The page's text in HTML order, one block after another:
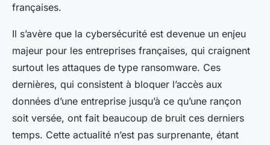
françaises.
Il s’avère que la cybersécurité est devenue un enjeu
majeur pour les entreprises françaises, qui craignent
surtout les attaques de type ransomware. Ces
dernières, qui consistent à bloquer l’accès aux
données d’une entreprise jusqu’à ce qu’une rançon
soit versée, ont fait beaucoup de bruit ces derniers
temps. Cette actualité n’est pas surprenante, étant